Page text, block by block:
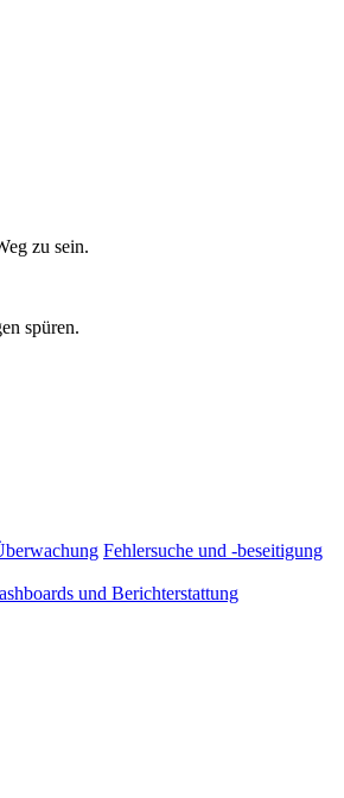
zu sein.
spüren.
Fehlersuche und -beseitigung
und Berichterstattung